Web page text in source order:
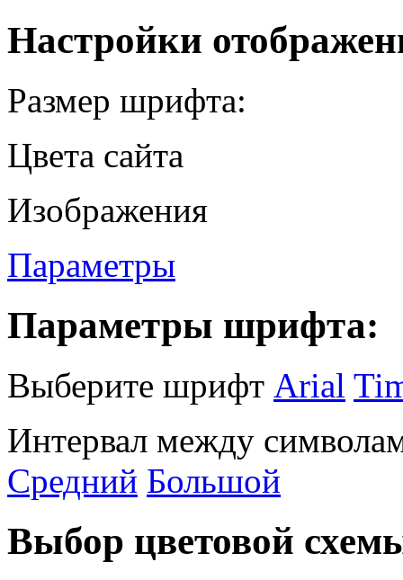
Настройки
Размер шрифта:
Цвета сайта
Изображения
Параметры
Параметры шрифта:
Выберите шрифт Arial
Интервал между
Средний Большой
Выбор цветовой